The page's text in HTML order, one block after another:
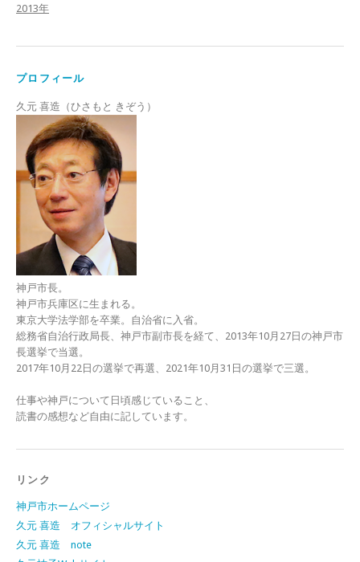
2013年
プロフィール
久元 喜造（ひさもと きぞう）
神戸市長。
神戸市兵庫区に生まれる。
東京大学法学部を卒業。自治省に入省。
総務省自治行政局長、神戸市副市長を経て、2013年10月27日の神戸市
長選挙で当選。
2017年10月22日の選挙で再選、2021年10月31日の選挙で三選。
仕事や神戸について日頃感じていること、
読書の感想など自由に記しています。
リンク
神戸市ホームページ
久元 喜造 オフィシャルサイト
久元 喜造 note